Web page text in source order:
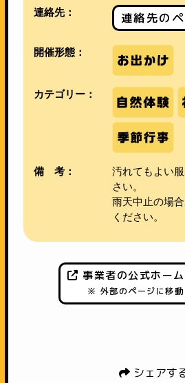
連絡先：
連絡先の
開催形態：
カテゴリー：
備 考：
汚れてもよい
さい。
雨天中止の場
ください。
事業者の公式ホー
※ 外部のページに移動
シェアす